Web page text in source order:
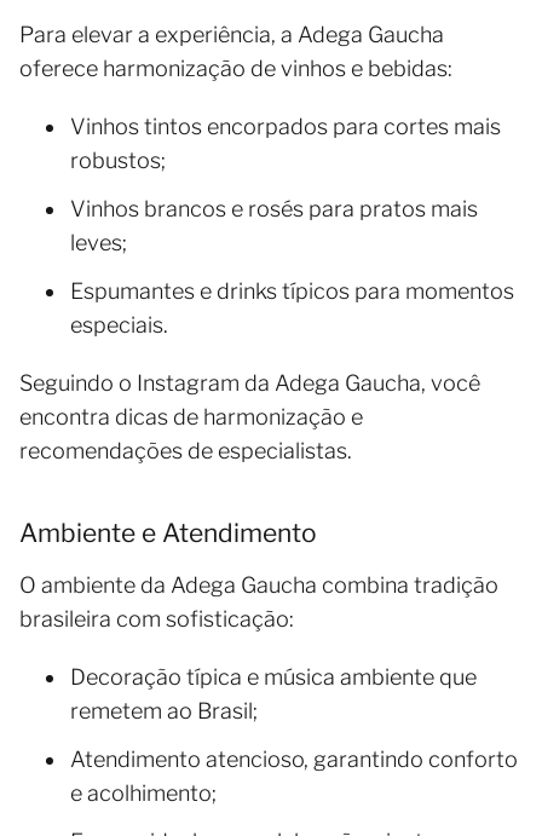
Para elevar a experiência, a Adega Gaucha
oferece harmonização de vinhos e bebidas:
Vinhos tintos encorpados para cortes mais
robustos;
Vinhos brancos e rosés para pratos mais
leves;
Espumantes e drinks típicos para momentos
especiais.
Seguindo o Instagram da Adega Gaucha, você
encontra dicas de harmonização e
recomendações de especialistas.
Ambiente e Atendimento
O ambiente da Adega Gaucha combina tradição
brasileira com sofisticação:
Decoração típica e música ambiente que
remetem ao Brasil;
Atendimento atencioso, garantindo conforto
e acolhimento;